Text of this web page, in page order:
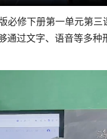
必修下册第一单元第
通过文字、语音等多